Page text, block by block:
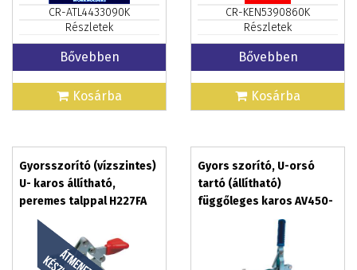
CR-ATL4433090K
Részletek
Bővebben
Kosárba
CR-KEN5390860K
Részletek
Bővebben
Kosárba
Gyorsszorító (vízszintes)
U- karos állítható,
peremes talppal H227FA
Gyors szorító, U-orsó
tartó (állítható)
függőleges karos AV450-